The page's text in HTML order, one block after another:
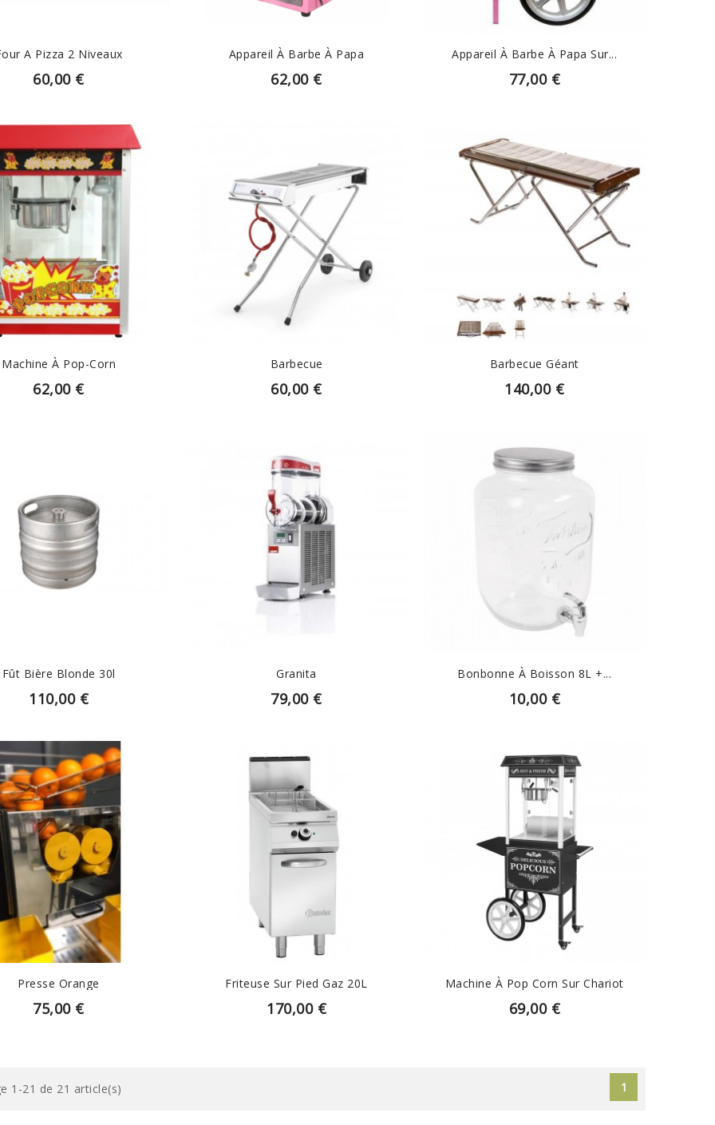
A Pizza 2 Niveaux
60,00 €
Appareil À Barbe À Papa
62,00 €
Appareil À Barbe À Papa Sur...
77,00 €
EN SAVOIR PLUS
Machine À Pop-Corn
62,00 €
EN SAVOIR PLUS
Barbecue
60,00 €
EN SAVOIR PLUS
Barbecue Géant
140,00 €
EN SAVOIR PLUS
Fût Bière Blonde 30l
110,00 €
EN SAVOIR PLUS
Granita
79,00 €
EN SAVOIR PLUS
Bonbonne À Boisson 8L +...
10,00 €
EN SAVOIR PLUS
Presse Orange
75,00 €
EN SAVOIR PLUS
Friteuse Sur Pied Gaz 20L
170,00 €
EN SAVOIR PLUS
Machine À Pop Corn Sur Chariot
69,00 €
1-21 de 21 article(s) 1